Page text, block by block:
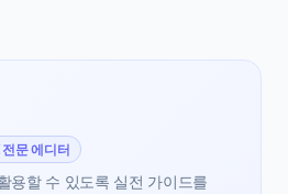
문 에디터
용할 수 있도록 실전 가이드를